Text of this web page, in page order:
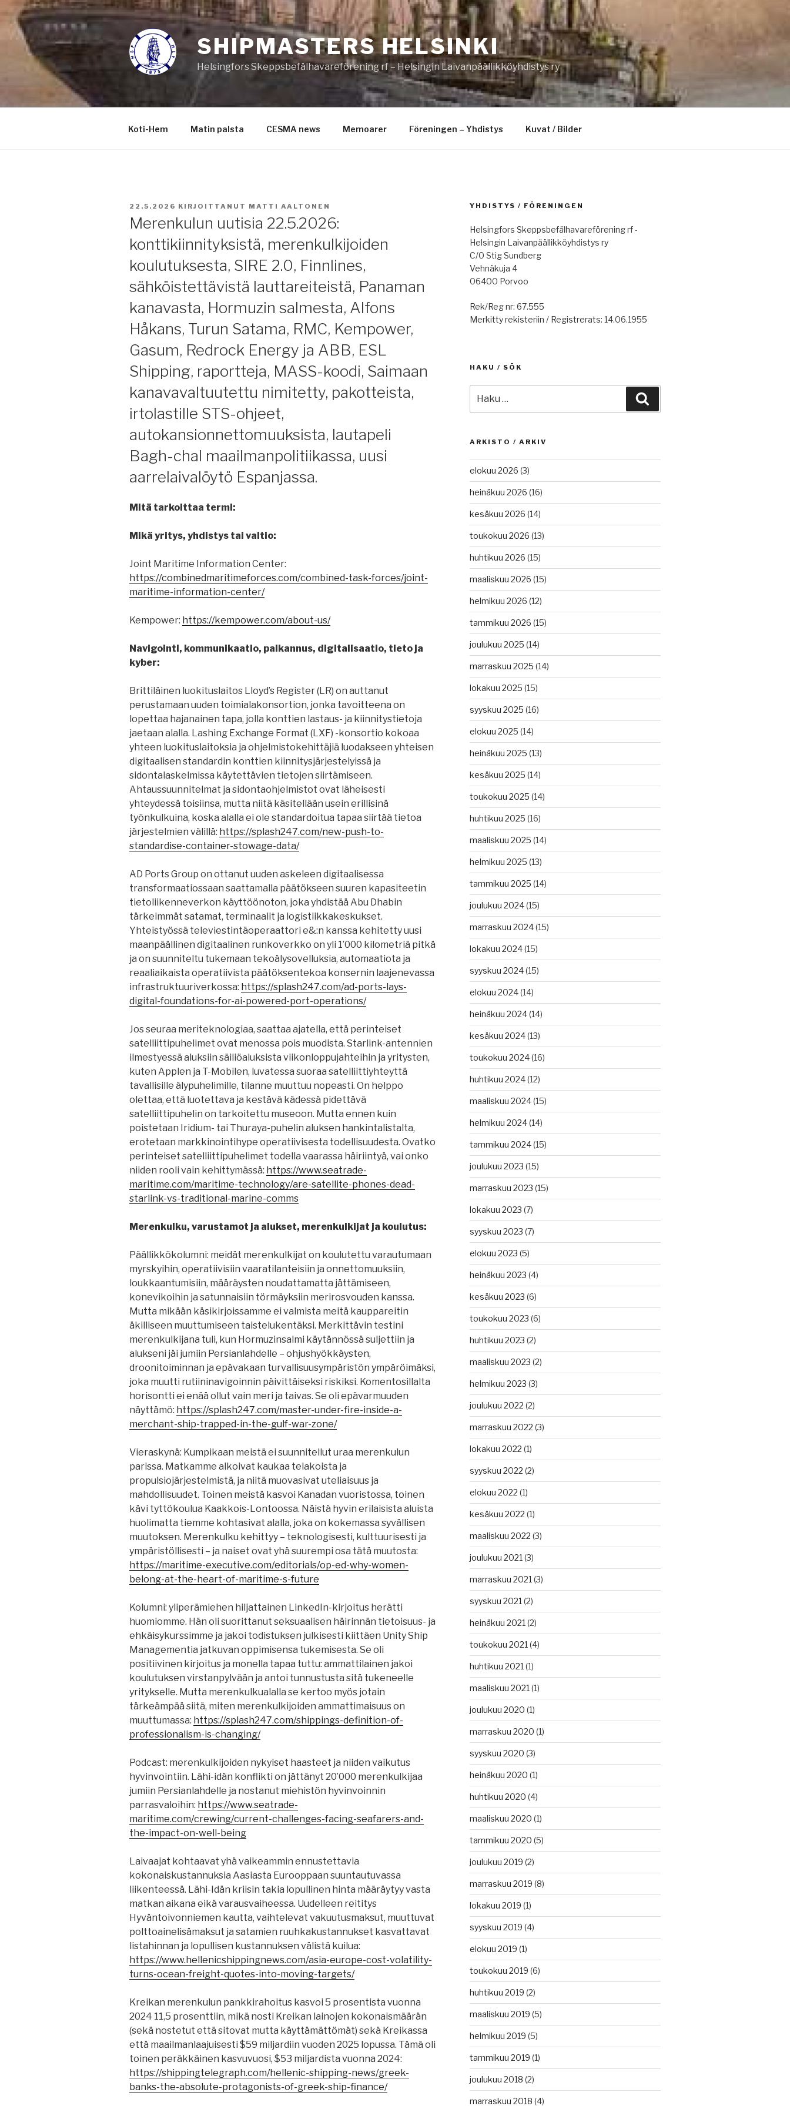
Siirry
sisältöön
SHIPMASTERS HELSINKI
Helsingfors Skeppsbefälhavareförening rf – Helsingin Laivanpäällikköyhdistys ry
Koti-Hem Matin palsta CESMA news Memoarer Föreningen – Yhdistys Kuvat / Bilder
JULKAISTU
22.5.2026 KIRJOITTANUT MATTI AALTONEN
Merenkulun uutisia 22.5.2026:
konttikiinnityksistä, merenkulkijoiden
koulutuksesta, SIRE 2.0, Finnlines,
sähköistettävistä lauttareiteistä, Panaman
kanavasta, Hormuzin salmesta, Alfons
Håkans, Turun Satama, RMC, Kempower,
Gasum, Redrock Energy ja ABB, ESL
Shipping, raportteja, MASS-koodi, Saimaan
kanavavaltuutettu nimitetty, pakotteista,
irtolastille STS-ohjeet,
autokansionnettomuuksista, lautapeli
Bagh-chal maailmanpolitiikassa, uusi
aarrelaivalöytö Espanjassa.
Mitä tarkoittaa termi:
Mikä yritys, yhdistys tai valtio:
Joint Maritime Information Center:
https://combinedmaritimeforces.com/combined-task-forces/joint-
maritime-information-center/
Kempower: https://kempower.com/about-us/
Navigointi, kommunikaatio, paikannus, digitalisaatio, tieto ja
kyber:
Brittiläinen luokituslaitos Lloyd’s Register (LR) on auttanut
perustamaan uuden toimialakonsortion, jonka tavoitteena on
lopettaa hajanainen tapa, jolla konttien lastaus- ja kiinnitystietoja
jaetaan alalla. Lashing Exchange Format (LXF) -konsortio kokoaa
yhteen luokituslaitoksia ja ohjelmistokehittäjiä luodakseen yhteisen
digitaalisen standardin konttien kiinnitysjärjestelyissä ja
sidontalaskelmissa käytettävien tietojen siirtämiseen.
Ahtaussuunnitelmat ja sidontaohjelmistot ovat läheisesti
yhteydessä toisiinsa, mutta niitä käsitellään usein erillisinä
työnkulkuina, koska alalla ei ole standardoitua tapaa siirtää tietoa
järjestelmien välillä: https://splash247.com/new-push-to-
standardise-container-stowage-data/
AD Ports Group on ottanut uuden askeleen digitaalisessa
transformaatiossaan saattamalla päätökseen suuren kapasiteetin
tietoliikenneverkon käyttöönoton, joka yhdistää Abu Dhabin
tärkeimmät satamat, terminaalit ja logistiikkakeskukset.
Yhteistyössä televiestintäoperaattori e&:n kanssa kehitetty uusi
maanpäällinen digitaalinen runkoverkko on yli 1’000 kilometriä pitkä
ja on suunniteltu tukemaan tekoälysovelluksia, automaatiota ja
reaaliaikaista operatiivista päätöksentekoa konsernin laajenevassa
infrastruktuuriverkossa: https://splash247.com/ad-ports-lays-
digital-foundations-for-ai-powered-port-operations/
Jos seuraa meriteknologiaa, saattaa ajatella, että perinteiset
satelliittipuhelimet ovat menossa pois muodista. Starlink-antennien
ilmestyessä aluksiin säiliöaluksista viikonloppujahteihin ja yritysten,
kuten Applen ja T-Mobilen, luvatessa suoraa satelliittiyhteyttä
tavallisille älypuhelimille, tilanne muuttuu nopeasti. On helppo
olettaa, että luotettava ja kestävä kädessä pidettävä
satelliittipuhelin on tarkoitettu museoon. Mutta ennen kuin
poistetaan Iridium- tai Thuraya-puhelin aluksen hankintalistalta,
erotetaan markkinointihype operatiivisesta todellisuudesta. Ovatko
perinteiset satelliittipuhelimet todella vaarassa häiriintyä, vai onko
niiden rooli vain kehittymässä: https://www.seatrade-
maritime.com/maritime-technology/are-satellite-phones-dead-
starlink-vs-traditional-marine-comms
Merenkulku, varustamot ja alukset, merenkulkijat ja koulutus:
Päällikkökolumni: meidät merenkulkijat on koulutettu varautumaan
myrskyihin, operatiivisiin vaaratilanteisiin ja onnettomuuksiin,
loukkaantumisiin, määräysten noudattamatta jättämiseen,
konevikoihin ja satunnaisiin törmäyksiin merirosvouden kanssa.
Mutta mikään käsikirjoissamme ei valmista meitä kauppareitin
äkilliseen muuttumiseen taistelukentäksi. Merkittävin testini
merenkulkijana tuli, kun Hormuzinsalmi käytännössä suljettiin ja
alukseni jäi jumiin Persianlahdelle – ohjushyökkäysten,
droonitoiminnan ja epävakaan turvallisuusympäristön ympäröimäksi,
joka muutti rutiininavigoinnin päivittäiseksi riskiksi. Komentosillalta
horisontti ei enää ollut vain meri ja taivas. Se oli epävarmuuden
näyttämö: https://splash247.com/master-under-fire-inside-a-
merchant-ship-trapped-in-the-gulf-war-zone/
Vieraskynä: Kumpikaan meistä ei suunnitellut uraa merenkulun
parissa. Matkamme alkoivat kaukaa telakoista ja
propulsiojärjestelmistä, ja niitä muovasivat uteliaisuus ja
mahdollisuudet. Toinen meistä kasvoi Kanadan vuoristossa, toinen
kävi tyttökoulua Kaakkois-Lontoossa. Näistä hyvin erilaisista aluista
huolimatta tiemme kohtasivat alalla, joka on kokemassa syvällisen
muutoksen. Merenkulku kehittyy – teknologisesti, kulttuurisesti ja
ympäristöllisesti – ja naiset ovat yhä suurempi osa tätä muutosta:
https://maritime-executive.com/editorials/op-ed-why-women-
belong-at-the-heart-of-maritime-s-future
Kolumni: yliperämiehen hiljattainen LinkedIn-kirjoitus herätti
huomiomme. Hän oli suorittanut seksuaalisen häirinnän tietoisuus- ja
ehkäisykurssimme ja jakoi todistuksen julkisesti kiittäen Unity Ship
Managementia jatkuvan oppimisensa tukemisesta. Se oli
positiivinen kirjoitus ja monella tapaa tuttu: ammattilainen jakoi
koulutuksen virstanpylvään ja antoi tunnustusta sitä tukeneelle
yritykselle. Mutta merenkulkualalla se kertoo myös jotain
tärkeämpää siitä, miten merenkulkijoiden ammattimaisuus on
muuttumassa: https://splash247.com/shippings-definition-of-
professionalism-is-changing/
Podcast: merenkulkijoiden nykyiset haasteet ja niiden vaikutus
hyvinvointiin. Lähi-idän konflikti on jättänyt 20’000 merenkulkijaa
jumiin Persianlahdelle ja nostanut miehistön hyvinvoinnin
parrasvaloihin: https://www.seatrade-
maritime.com/crewing/current-challenges-facing-seafarers-and-
the-impact-on-well-being
Laivaajat kohtaavat yhä vaikeammin ennustettavia
kokonaiskustannuksia Aasiasta Eurooppaan suuntautuvassa
liikenteessä. Lähi-Idän kriisin takia lopullinen hinta määräytyy vasta
matkan aikana eikä varausvaiheessa. Uudelleen reititys
Hyväntoivonniemen kautta, vaihtelevat vakuutusmaksut, muuttuvat
polttoainelisämaksut ja satamien ruuhkakustannukset kasvattavat
listahinnan ja lopullisen kustannuksen välistä kuilua:
https://www.hellenicshippingnews.com/asia-europe-cost-volatility-
turns-ocean-freight-quotes-into-moving-targets/
Kreikan merenkulun pankkirahoitus kasvoi 5 prosentista vuonna
2024 11,5 prosenttiin, mikä nosti Kreikan lainojen kokonaismäärän
(sekä nostetut että sitovat mutta käyttämättömät) sekä Kreikassa
että maailmanlaajuisesti $59 miljardiin vuoden 2025 lopussa. Tämä oli
toinen peräkkäinen kasvuvuosi, $53 miljardista vuonna 2024:
https://shippingtelegraph.com/hellenic-shipping-news/greek-
banks-the-absolute-protagonists-of-greek-ship-finance/
YHDISTYS / FÖRENINGEN
Helsingfors Skeppsbefälhavareförening rf -
Helsingin Laivanpäällikköyhdistys ry
C/0 Stig Sundberg
Vehnäkuja 4
06400 Porvoo
Rek/Reg nr: 67.555
Merkitty rekisteriin / Registrerats: 14.06.1955
HAKU / SÖK
ARKISTO / ARKIV
elokuu 2026 (3)
heinäkuu 2026 (16)
kesäkuu 2026 (14)
toukokuu 2026 (13)
huhtikuu 2026 (15)
maaliskuu 2026 (15)
helmikuu 2026 (12)
tammikuu 2026 (15)
joulukuu 2025 (14)
marraskuu 2025 (14)
lokakuu 2025 (15)
syyskuu 2025 (16)
elokuu 2025 (14)
heinäkuu 2025 (13)
kesäkuu 2025 (14)
toukokuu 2025 (14)
huhtikuu 2025 (16)
maaliskuu 2025 (14)
helmikuu 2025 (13)
tammikuu 2025 (14)
joulukuu 2024(15)
marraskuu 2024(15)
lokakuu 2024(15)
syyskuu 2024(15)
elokuu 2024(14)
heinäkuu 2024(14)
kesäkuu 2024(13)
toukokuu 2024(16)
huhtikuu 2024(12)
maaliskuu 2024(15)
helmikuu 2024(14)
tammikuu 2024(15)
joulukuu 2023 (15)
marraskuu 2023 (15)
lokakuu 2023 (7)
syyskuu 2023 (7)
elokuu 2023 (5)
heinäkuu 2023 (4)
kesäkuu 2023 (6)
toukokuu 2023 (6)
huhtikuu 2023 (2)
maaliskuu 2023 (2)
helmikuu 2023 (3)
joulukuu 2022 (2)
marraskuu 2022 (3)
lokakuu 2022 (1)
syyskuu 2022 (2)
elokuu 2022 (1)
kesäkuu 2022 (1)
maaliskuu 2022 (3)
joulukuu 2021 (3)
marraskuu 2021 (3)
syyskuu 2021 (2)
heinäkuu 2021 (2)
toukokuu 2021 (4)
huhtikuu 2021 (1)
maaliskuu 2021 (1)
joulukuu 2020 (1)
marraskuu 2020 (1)
syyskuu 2020 (3)
heinäkuu 2020 (1)
huhtikuu 2020 (4)
maaliskuu 2020 (1)
tammikuu 2020 (5)
joulukuu 2019 (2)
marraskuu 2019 (8)
lokakuu 2019 (1)
syyskuu 2019 (4)
elokuu 2019 (1)
toukokuu 2019 (6)
huhtikuu 2019 (2)
maaliskuu 2019 (5)
helmikuu 2019 (5)
tammikuu 2019 (1)
joulukuu 2018 (2)
marraskuu 2018 (4)